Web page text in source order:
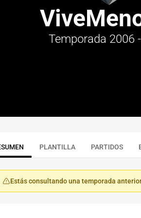
Temporada 2006
PLANTILLA PARTIDOS
Estás consultando una temporada